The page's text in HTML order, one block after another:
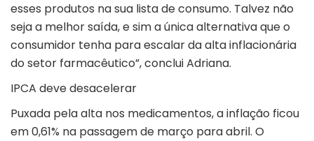
esses produtos na sua lista de consumo. Talvez não
seja a melhor saída, e sim a única alternativa que o
consumidor tenha para escalar da alta inflacionária
do setor farmacêutico”, conclui Adriana.
IPCA deve desacelerar
Puxada pela alta nos medicamentos, a inflação ficou
em 0,61% na passagem de março para abril. O